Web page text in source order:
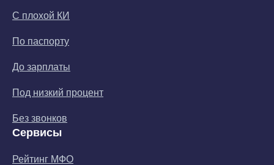
С плохой КИ
По паспорту
До зарплаты
Под низкий процент
Без звонков
Сервисы
Рейтинг МФО